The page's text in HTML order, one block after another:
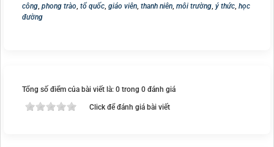
công, phong trào, tổ quốc, giáo viên, thanh niên, môi trường, ý thức, học
đường
Tổng số điểm của bài viết là: 0 trong 0 đánh giá
Click để đánh giá bài viết